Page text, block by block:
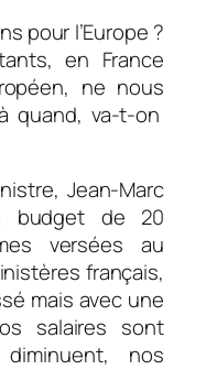
pour l’Europe ?
en France
ne nous
quand, va-t-on
Jean-Marc
budget de 20
versées au
français,
mais avec une
salaires sont
nos